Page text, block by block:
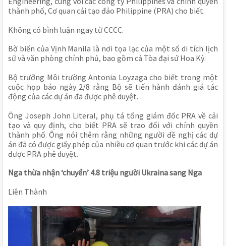
thành phố, Cơ quan cải tạo đảo Philippine (PRA) cho biết.
Không có bình luận ngay từ CCCC.
Bờ biển của Vịnh Manila là nơi tọa lạc của một số di tích lịch
sử và văn phòng chính phủ, bao gồm cả Tòa đại sứ Hoa Kỳ.
Bộ trưởng Môi trường Antonia Loyzaga cho biết trong một
cuộc họp báo ngày 2/8 rằng Bộ sẽ tiến hành đánh giá tác
động của các dự án đã được phê duyệt.
Ông Joseph John Literal, phụ tá tổng giám đốc PRA về cải
tạo và quy định, cho biết PRA sẽ trao đổi với chính quyền
thành phố. Ông nói thêm rằng những người đề nghị các dự
án đã có được giấy phép của nhiều cơ quan trước khi các dự án
được PRA phê duyệt.
Nga thừa nhận ‘chuyển’ 4.8 triệu người Ukraina sang Nga
Liên Thành